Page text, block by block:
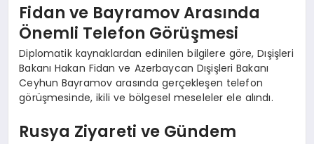
Fidan ve Bayramov Arasında
Önemli Telefon Görüşmesi
Diplomatik kaynaklardan edinilen bilgilere göre, Dışişleri
Bakanı Hakan Fidan ve Azerbaycan Dışişleri Bakanı
Ceyhun Bayramov arasında gerçekleşen telefon
görüşmesinde, ikili ve bölgesel meseleler ele alındı.
Rusya Ziyareti ve Gündem